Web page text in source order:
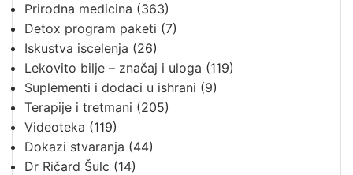
Prirodna medicina (363)
Detox program paketi (7)
Iskustva iscelenja (26)
Lekovito bilje – značaj i uloga (119)
Suplementi i dodaci u ishrani (9)
Terapije i tretmani (205)
Videoteka (119)
Dokazi stvaranja (44)
Dr Ričard Šulc (14)